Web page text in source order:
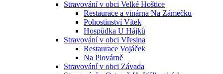
Stravování v obci Velké Hoštice
Restaurace a vinárna Na Zámečku
Pohostinství Vítek
Hospůdka U Hájků
Stravování v obci Vřesina
Restaurace Vojáček
Na Plovárně
Stravování v obci Závada